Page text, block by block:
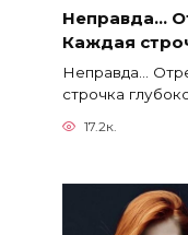
Неправда…
Каждая
Неправда…
строчка
17.2к.